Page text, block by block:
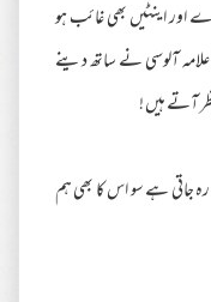
اور اینٹیں بھی غائب ہو
آلوسی نے ساتھ دینے
آتے ہیں !
جاتی ہے سو اس کا بھی ہم